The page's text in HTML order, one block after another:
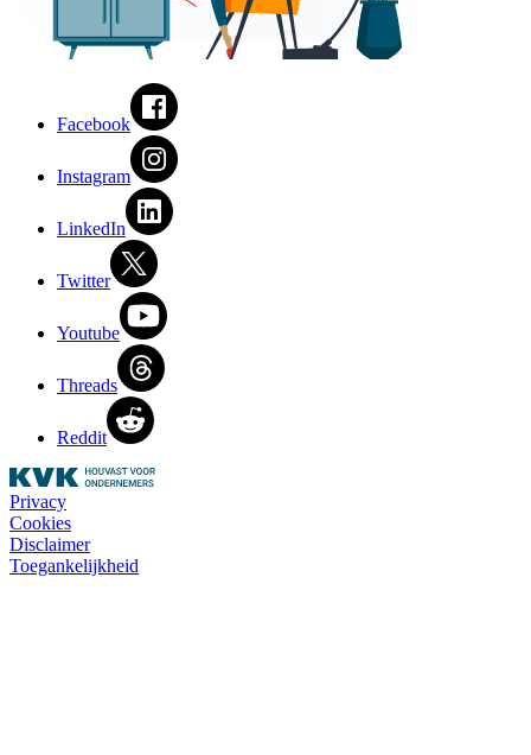
Facebook
Instagram
LinkedIn
Twitter
Youtube
Threads
Reddit
Privacy
Cookies
Disclaimer
Toegankelijkheid